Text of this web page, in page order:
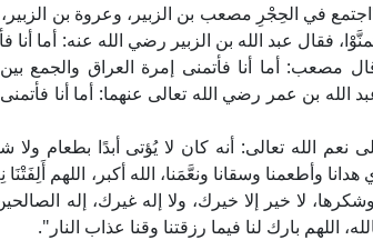
في الحِجْرِ مصعب بن الزبير، وعروة بن الزبير،
فقال عبد الله بن الزبير رضي الله عنه: أما
مصعب: أما أنا فأتمنى إمرة العراق والجمع
الله بن عمر رضي الله تعالى عنهما: أما أنا
الله تعالى: أنه كان لا يُؤتى أبدًا بطعام
هدانا وأطعمنا وسقانا ونعَّمَنا، الله أكبر، اللهم
لا خير إلا خيرك، ولا إله غيرك، إله
اللهم بارك لنا فيما رزقتنا وقنا عذاب النار".